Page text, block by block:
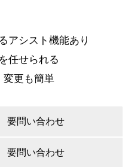
アシスト機能あり
任せられる
変更も簡単
要問い合わせ
要問い合わせ